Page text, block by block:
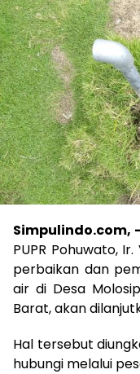
Simpulindo.com,
PUPR Pohuwato,
perbaikan dan
air di Desa
Barat, akan
Hal tersebut
hubungi melalui